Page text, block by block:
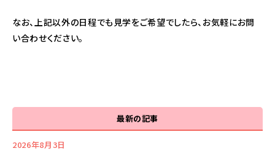
なお、上記以外の日程でも見学をご希望でしたら、お気軽にお問
い合わせください。
最新の記事
2026年8月3日